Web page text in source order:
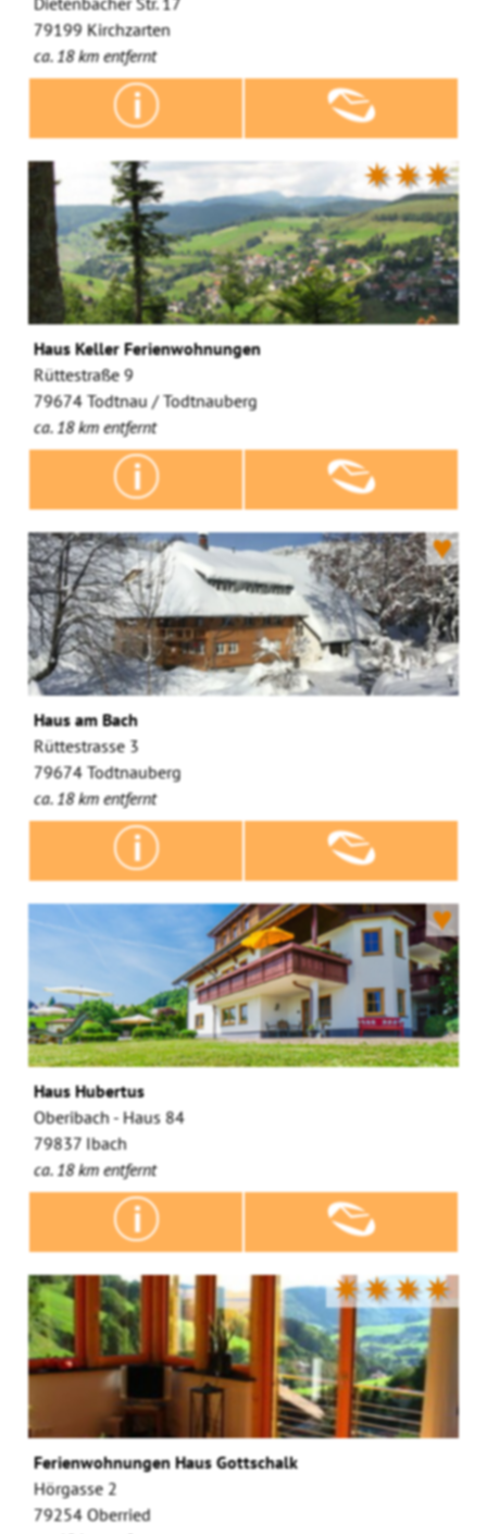
79199 Kirchzarten
ca. 18 km entfernt
✷✷✷
Haus Keller Ferienwohnungen
Rüttestraße 9
79674 Todtnau / Todtnauberg
ca. 18 km entfernt
♥
Haus am Bach
Rüttestrasse 3
79674 Todtnauberg
ca. 18 km entfernt
♥
Haus Hubertus
Oberibach - Haus 84
79837 Ibach
ca. 18 km entfernt
✷✷✷✷
Ferienwohnungen Haus Gottschalk
Hörgasse 2
79254 Oberried